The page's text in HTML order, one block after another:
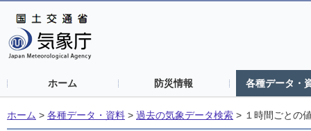
ホーム 防災情報 各種データ・
ホーム > 各種データ・資料 > 過去の気象データ検索 > １時間ごとの